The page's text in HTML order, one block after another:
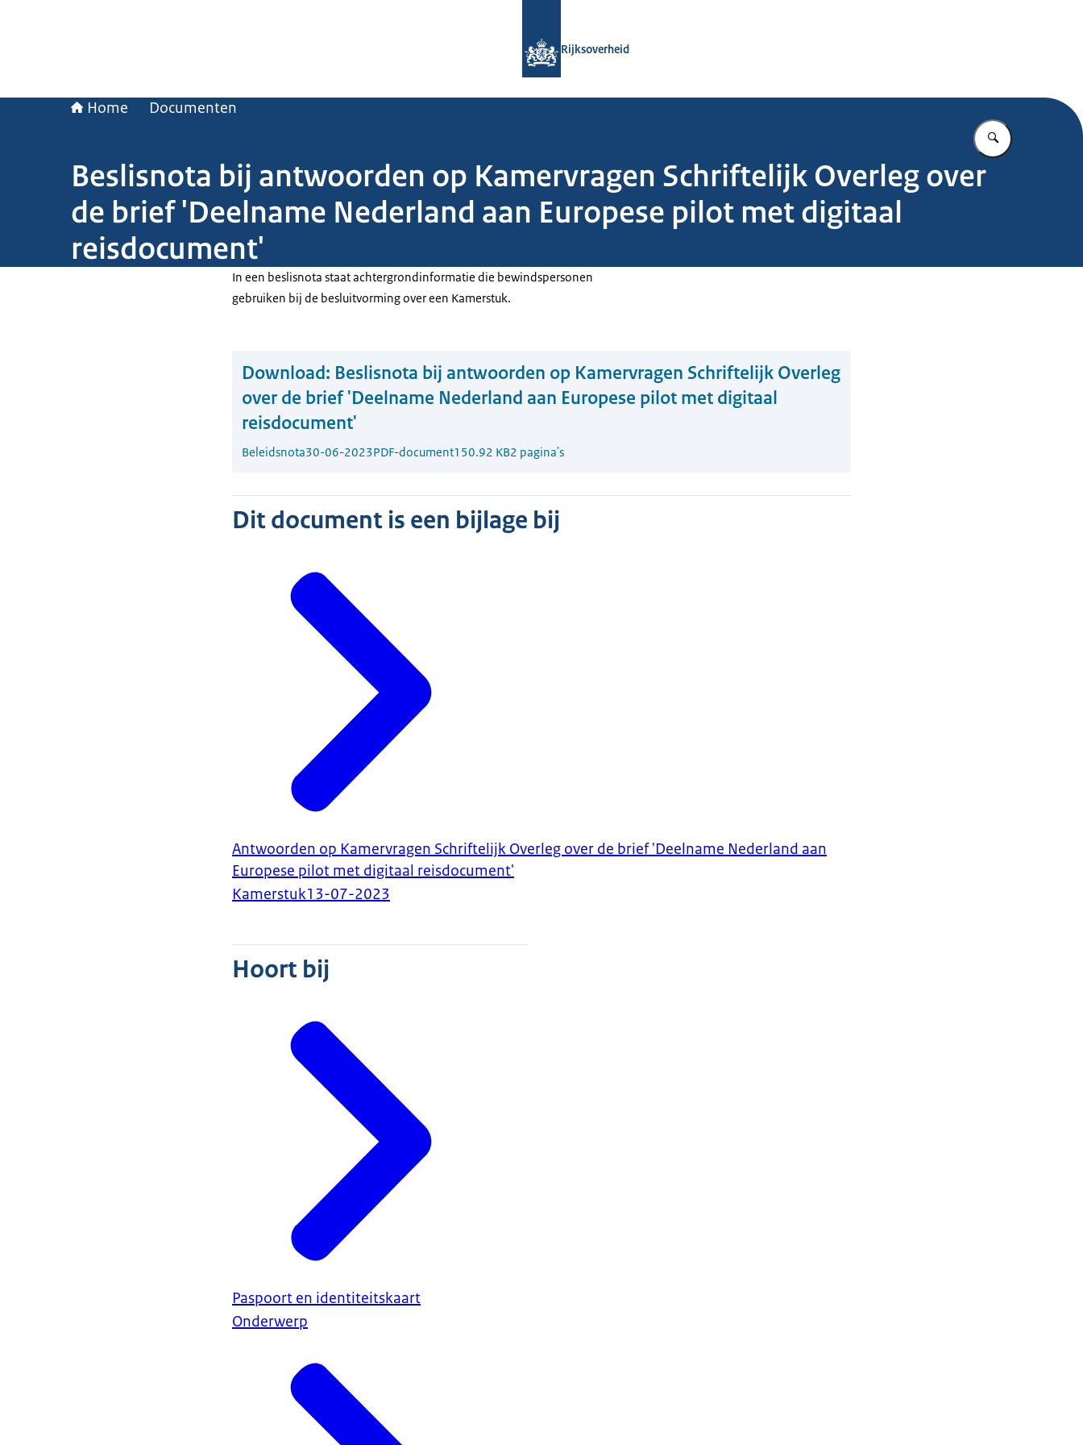
Rijksoverheid
Home Documenten
Vul in wat u
Beslisnota bij antwoorden op Kamervragen Schriftelijk Overleg over
de brief 'Deelname Nederland aan Europese pilot met digitaal
reisdocument'
In een beslisnota staat achtergrondinformatie die bewindspersonen
gebruiken bij de besluitvorming over een Kamerstuk.
Download: Beslisnota bij antwoorden op Kamervragen Schriftelijk Overleg
over de brief 'Deelname Nederland aan Europese pilot met digitaal
reisdocument'
Beleidsnota30-06-2023PDF-document150.92 KB2 pagina's
Dit document is een bijlage bij
Antwoorden op Kamervragen Schriftelijk Overleg over de brief 'Deelname Nederland aan
Europese pilot met digitaal reisdocument'
Kamerstuk13-07-2023
Hoort bij
Paspoort en identiteitskaart
Onderwerp